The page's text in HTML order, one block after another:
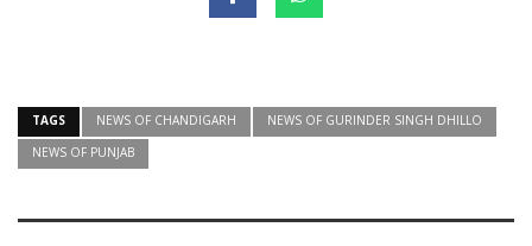
TAGS NEWS OF CHANDIGARH
NEWS OF GURINDER SINGH DHILLO
NEWS OF PUNJAB